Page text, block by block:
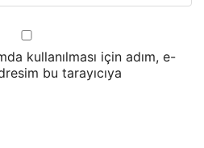
kullanılması için adım, e-
bu tarayıcıya